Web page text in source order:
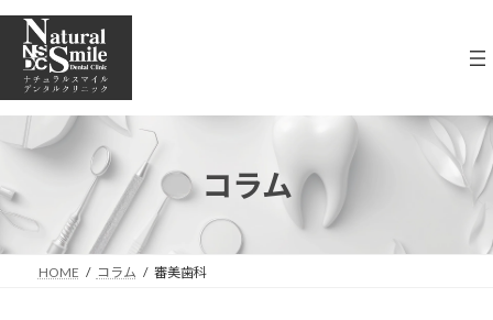
ツ
へ
ッ
プ
シ
ョ
移
動
コラム
HOME コラム 審美歯科